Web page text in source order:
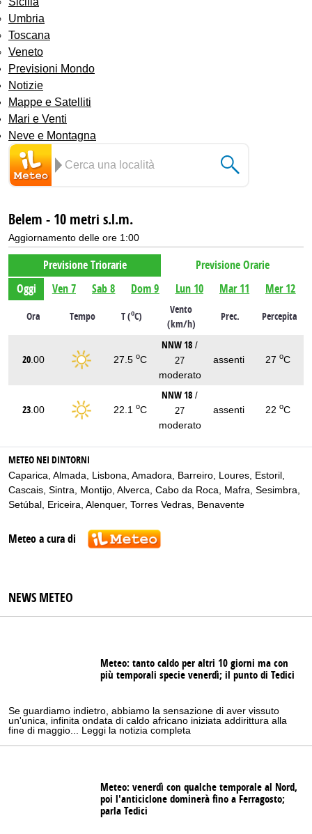
Umbria
Toscana
Veneto
Previsioni Mondo
Notizie
Mappe e Satelliti
Mari e Venti
Neve e Montagna
Belem - 10 metri s.l.m.
Aggiornamento delle ore 1:00
Previsione Triorarie
Previsione Orarie
Oggi
Ven 7 Sab 8 Dom 9 Lun 10 Mar 11 Mer 12
Ora Tempo T (oC)
Vento
(km/h)
Prec. Percepita
20 .00 27.5 oC
NNW 18 /
27
moderato
assenti 27 oC
23 .00 22.1 oC
NNW 18 /
27
moderato
assenti 22 oC
METEO NEI DINTORNI
Caparica Almada Lisbona Amadora Barreiro Loures Estoril
Cascais Sintra Montijo Alverca Cabo da Roca Mafra Sesimbra
Setúbal Ericeira Alenquer, Torres Vedras Benavente
Meteo a cura di
NEWS METEO
Meteo: tanto caldo per altri 10 giorni ma con
più temporali specie venerdì; il punto di Tedici
Se guardiamo indietro, abbiamo la sensazione di aver vissuto
un'unica, infinita ondata di caldo africano iniziata addirittura alla
fine di maggio... Leggi la notizia completa
Meteo: venerdì con qualche temporale al Nord,
poi l'anticiclone dominerà fino a Ferragosto;
parla Tedici